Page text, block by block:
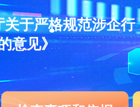
于严格规范涉企行
意见》